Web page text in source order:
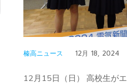
榛高ニュース 12月 18, 2024
12月15日（日） 高校生が